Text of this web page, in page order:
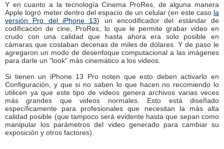
Y en cuanto a la tecnología Cinema ProRes, de alguna manera
Apple logró meter dentro del espacio de un celular (en este caso la
versión Pro del iPhone 13) un encodificador del estándar de
codificación de cine, ProRes, lo que le permite grabar video en
crudo con una calidad que hasta ahora era solo posible en
cámaras que costaban decenas de miles de dólares. Y de paso le
agregaron un modo de desenfoque computacional a las imágenes
para darle un "look" más cinemático a los videos.
Si tienen un iPhone 13 Pro noten que esto deben activarlo en
Configuración, y que si no saben lo que hacen no recomiendo lo
utilicen ya que este tipo de videos genera archivos varias veces
más grandes que videos normales. Esto está diseñado
específicamente para profesionales que necesitan la más alta
calidad posible (que tampoco será evidente hasta que sepan como
manipular los parámetros del video generado para cambiar su
exposición y otros factores).